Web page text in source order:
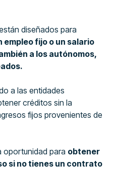
diseñados para
empleo fijo o un salario
a los autónomos,
a las entidades
créditos sin la
fijos provenientes de
oportunidad para obtener
si no tienes un contrato